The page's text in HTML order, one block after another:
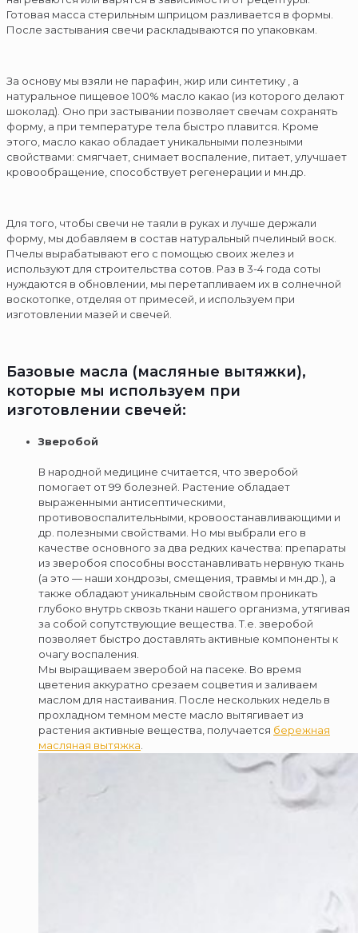
Готовая масса стерильным шприцом разливается в формы.
После застывания свечи раскладываются по упаковкам.
За основу мы взяли не парафин, жир или синтетику , а
натуральное пищевое 100% масло какао (из которого делают
шоколад). Оно при застывании позволяет свечам сохранять
форму, а при температуре тела быстро плавится. Кроме
этого, масло какао обладает уникальными полезными
свойствами: смягчает, снимает воспаление, питает, улучшает
кровообращение, способствует регенерации и мн.др.
Для того, чтобы свечи не таяли в руках и лучше держали
форму, мы добавляем в состав натуральный пчелиный воск.
Пчелы вырабатывают его с помощью своих желез и
используют для строительства сотов. Раз в 3-4 года соты
нуждаются в обновлении, мы перетапливаем их в солнечной
воскотопке, отделяя от примесей, и используем при
изготовлении мазей и свечей.
Базовые масла (масляные вытяжки),
которые мы используем при
изготовлении свечей:
Зверобой
В народной медицине считается, что зверобой
помогает от 99 болезней. Растение обладает
выраженными антисептическими,
противовоспалительными, кровоостанавливающими и
др. полезными свойствами. Но мы выбрали его в
качестве основного за два редких качества: препараты
из зверобоя способны восстанавливать нервную ткань
(а это — наши хондрозы, смещения, травмы и мн.др.), а
также обладают уникальным свойством проникать
глубоко внутрь сквозь ткани нашего организма, утягивая
за собой сопутствующие вещества. Т.е. зверобой
позволяет быстро доставлять активные компоненты к
очагу воспаления.
Мы выращиваем зверобой на пасеке. Во время
цветения аккуратно срезаем соцветия и заливаем
маслом для настаивания. После нескольких недель в
прохладном темном месте масло вытягивает из
растения активные вещества, получается бережная
масляная вытяжка